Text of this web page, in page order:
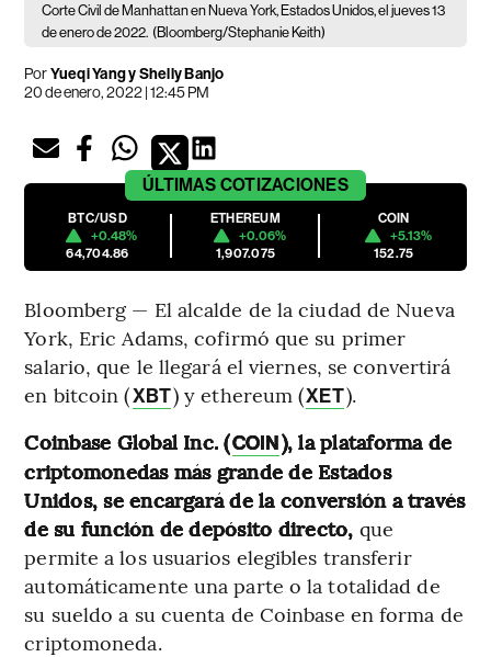
Corte Civil de Manhattan en Nueva York, Estados Unidos, el jueves 13
de enero de 2022. (Bloomberg/Stephanie Keith)
PorYueqi Yang y Shelly Banjo
20 de enero, 2022 | 12:45 PM
ÚLTIMAS COTIZACIONES
BTC/USD
+0.48%
64,704.86
ETHEREUM
+0.06%
1,907.075
COIN
+5.13%
152.75
Bloomberg — El alcalde de la ciudad de Nueva
York, Eric Adams, cofirmó que su primer
salario, que le llegará el viernes, se convertirá
en bitcoin (XBT) y ethereum (XET).
Coinbase Global Inc. (COIN), la plataforma de
criptomonedas más grande de Estados
Unidos, se encargará de la conversión a través
de su función de depósito directo, que
permite a los usuarios elegibles transferir
automáticamente una parte o la totalidad de
su sueldo a su cuenta de Coinbase en forma de
criptomoneda.